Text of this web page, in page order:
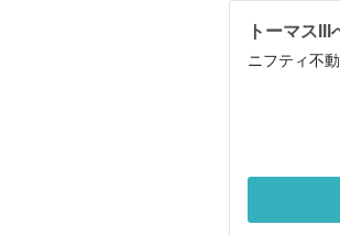
トーマス
ニフティ不